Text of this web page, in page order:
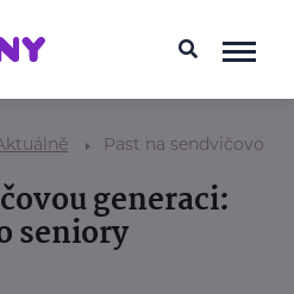
Past na sendvičovou
generaci:
seniory